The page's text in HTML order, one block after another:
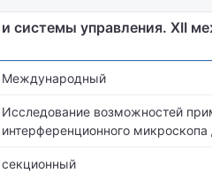
системы управления. XII
Международный
Исследование возможностей
интерференционного
секционный